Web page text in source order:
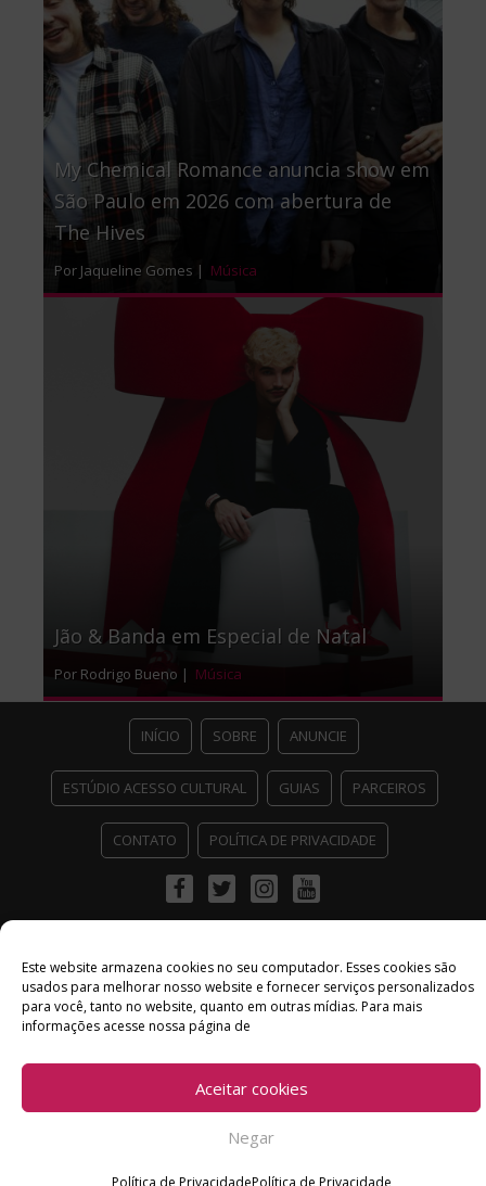
Este website armazena cookies no seu computador. Esses cookies são
usados ​​para melhorar nosso website e fornecer serviços personalizados
para você, tanto no website, quanto em outras mídias. Para mais
informações acesse nossa página de
Aceitar cookies
Negar
Política de PrivacidadePolítica de Privacidade
My Chemical Romance anuncia show em
São Paulo em 2026 com abertura de
The Hives
Por Jaqueline Gomes | Música
Jão & Banda em Especial de Natal
Por Rodrigo Bueno | Música
INÍCIO SOBRE ANUNCIE
ESTÚDIO ACESSO CULTURAL GUIAS PARCEIROS
CONTATO POLÍTICA DE PRIVACIDADE
FacebookTwitterInstagramYoutube